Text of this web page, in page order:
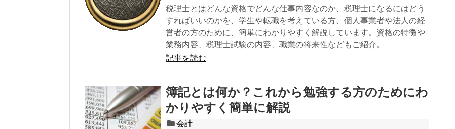
税理士とはどんな資格でどんな仕事内容なのか、税理士になるにはどう
すればいいのかを、学生や転職を考えている方、個人事業者や法人の経
営者の方のために、簡単にわかりやすく解説しています。資格の特徴や
業務内容、税理士試験の内容、職業の将来性などもご紹介。
記事を読む
簿記とは何か？これから勉強する方のためにわ
かりやすく簡単に解説
会計